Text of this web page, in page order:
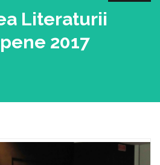
Literaturii
2017